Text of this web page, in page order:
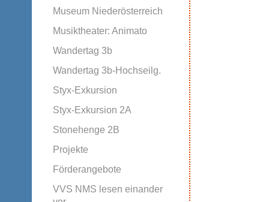
Museum Niederösterreich
Musiktheater: Animato
Wandertag 3b
Wandertag 3b-Hochseilg.
Styx-Exkursion
Styx-Exkursion 2A
Stonehenge 2B
Projekte
Förderangebote
VVS NMS lesen einander